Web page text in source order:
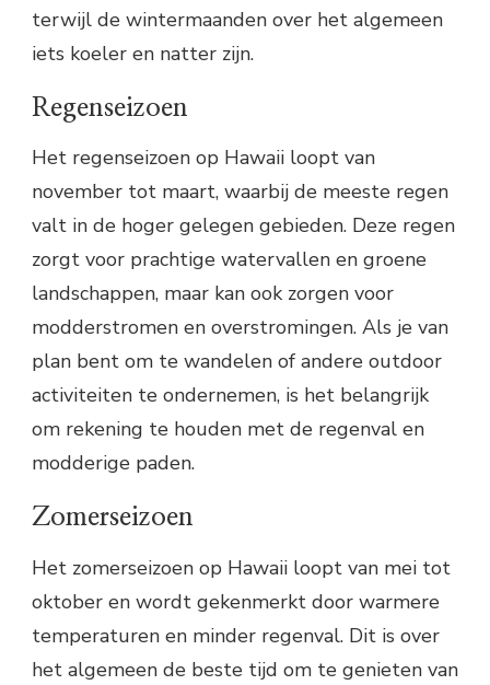
terwijl de wintermaanden over het algemeen
iets koeler en natter zijn.
Regenseizoen
Het regenseizoen op Hawaii loopt van
november tot maart, waarbij de meeste regen
valt in de hoger gelegen gebieden. Deze regen
zorgt voor prachtige watervallen en groene
landschappen, maar kan ook zorgen voor
modderstromen en overstromingen. Als je van
plan bent om te wandelen of andere outdoor
activiteiten te ondernemen, is het belangrijk
om rekening te houden met de regenval en
modderige paden.
Zomerseizoen
Het zomerseizoen op Hawaii loopt van mei tot
oktober en wordt gekenmerkt door warmere
temperaturen en minder regenval. Dit is over
het algemeen de beste tijd om te genieten van